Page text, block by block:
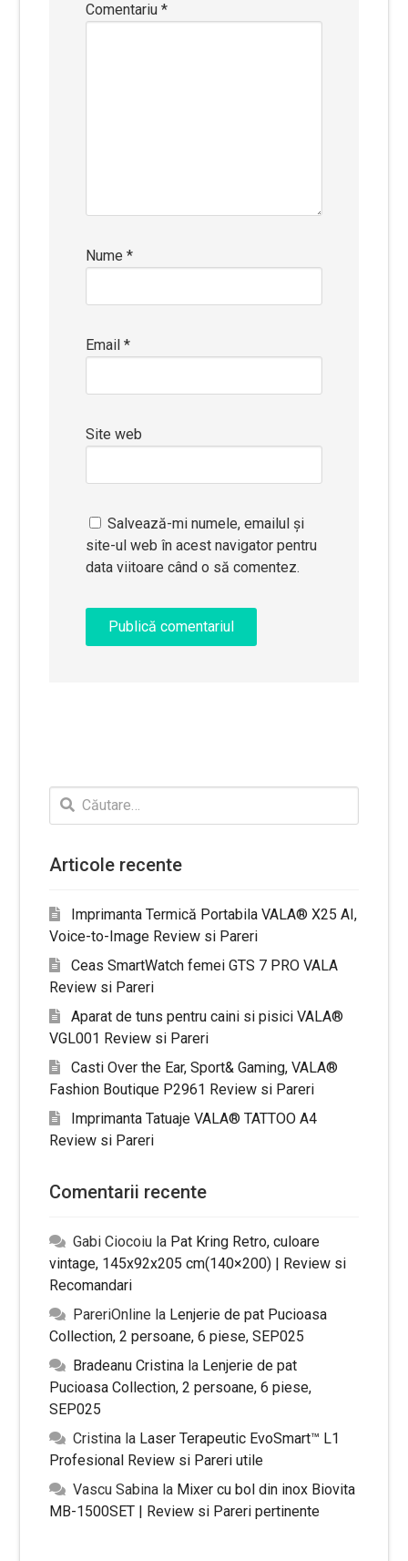
Comentariu*
Nume*
Email*
Site web
Salvează-mi numele, emailul și
site-ul web în acest navigator pentru
data viitoare când o să comentez.
Caută
după:
Articole recente
Imprimanta Termică Portabila VALA® X25 AI,
Voice-to-Image Review si Pareri
Ceas SmartWatch femei GTS 7 PRO VALA
Review si Pareri
Aparat de tuns pentru caini si pisici VALA®
VGL001 Review si Pareri
Casti Over the Ear, Sport& Gaming, VALA®
Fashion Boutique P2961 Review si Pareri
Imprimanta Tatuaje VALA® TATTOO A4
Review si Pareri
Comentarii recente
Gabi Ciocoiu la Pat Kring Retro, culoare
vintage, 145x92x205 cm(140×200) | Review si
Recomandari
PareriOnline la Lenjerie de pat Pucioasa
Collection, 2 persoane, 6 piese, SEP025
Bradeanu Cristina la Lenjerie de pat
Pucioasa Collection, 2 persoane, 6 piese,
SEP025
Cristina la Laser Terapeutic EvoSmart™ L1
Profesional Review si Pareri utile
Vascu Sabina la Mixer cu bol din inox Biovita
MB-1500SET | Review si Pareri pertinente